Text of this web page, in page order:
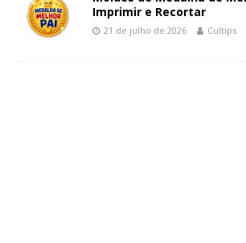
Imprimir e Recortar
21 de julho de 2026 Cultips